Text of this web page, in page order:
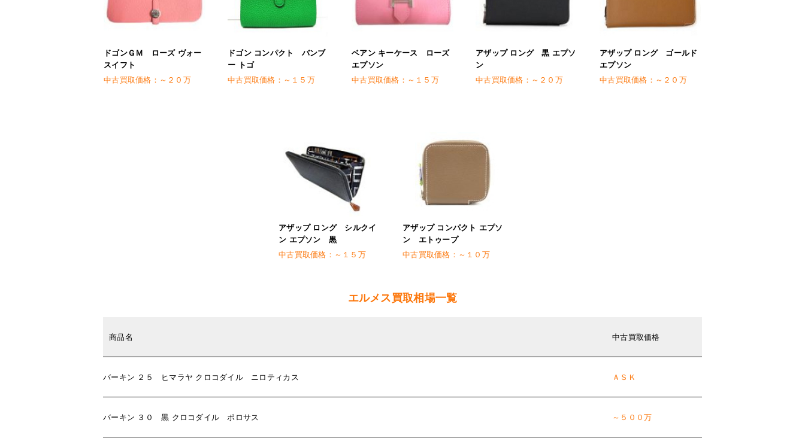
ドゴンＧＭ ローズ ヴォー
スイフト
中古買取価格： ～２０万
ドゴン コンパクト バンブ
ー トゴ
中古買取価格： ～１５万
ベアン キーケース ローズ
エプソン
中古買取価格： ～１５万
アザップ ロング 黒 エプソ
ン
中古買取価格： ～２０万
アザップ ロング ゴールド
エプソン
中古買取価格： ～２０万
アザップ ロング シルクイ
ン エプソン 黒
中古買取価格： ～１５万
アザップ コンパクト エプソ
ン エトゥープ
中古買取価格： ～１０万
エルメス買取相場一覧
商品名 中古買取価格
バーキン ２５ ヒマラヤ クロコダイル ニロティカス ＡＳＫ
バーキン ３０ 黒 クロコダイル ポロサス ～５００万